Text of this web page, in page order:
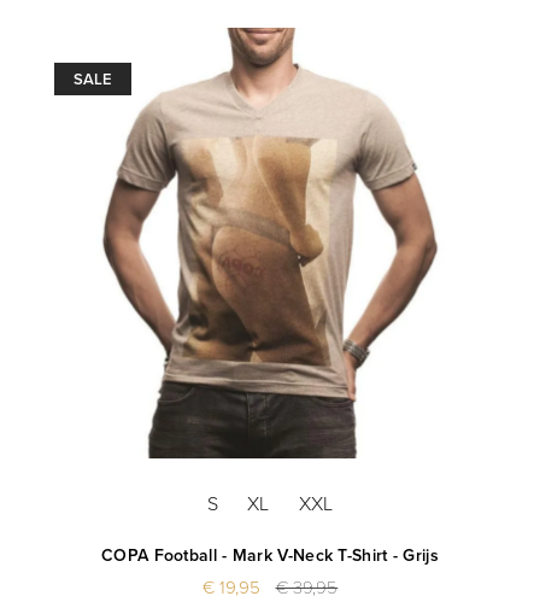
SALE
S XL XXL
COPA Football - Mark V-Neck T-Shirt - Grijs
€ 19,95 € 39,95